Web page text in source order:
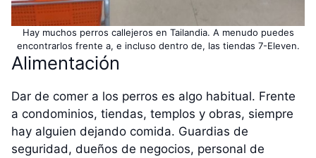
Hay muchos perros callejeros en Tailandia. A menudo puedes
encontrarlos frente a, e incluso dentro de, las tiendas 7-Eleven.
Alimentación
Dar de comer a los perros es algo habitual. Frente
a condominios, tiendas, templos y obras, siempre
hay alguien dejando comida. Guardias de
seguridad, dueños de negocios, personal de